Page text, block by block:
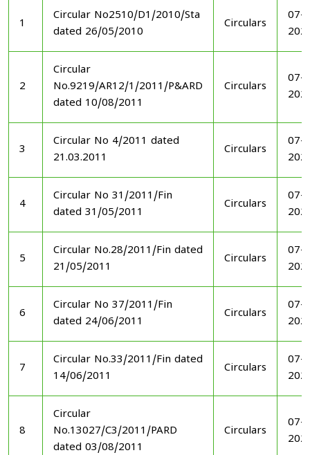
1
Circular No2510/D1/2010/Sta
dated 26/05/2010
Circulars
07-
2
Circular
No.9219/AR12/1/2011/P&ARD
dated 10/08/2011
Circulars
07-
3
Circular No 4/2011 dated
21.03.2011
Circulars
07-
4
Circular No 31/2011/Fin
dated 31/05/2011
Circulars
07-
5
Circular No.28/2011/Fin dated
21/05/2011
Circulars
07-
6
Circular No 37/2011/Fin
dated 24/06/2011
Circulars
07-
7
Circular No.33/2011/Fin dated
14/06/2011
Circulars
07-
8
Circular
No.13027/C3/2011/PARD
dated 03/08/2011
Circulars
07-